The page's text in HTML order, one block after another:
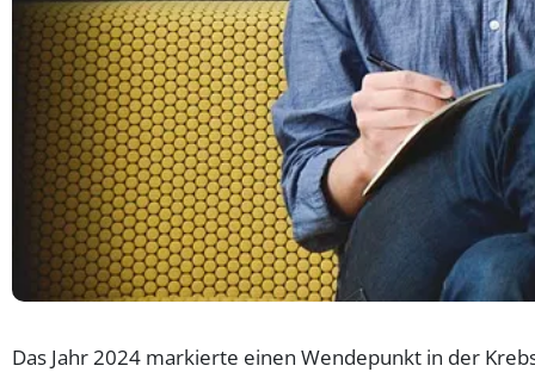
Das Jahr 2024 markierte einen Wendepunkt in der